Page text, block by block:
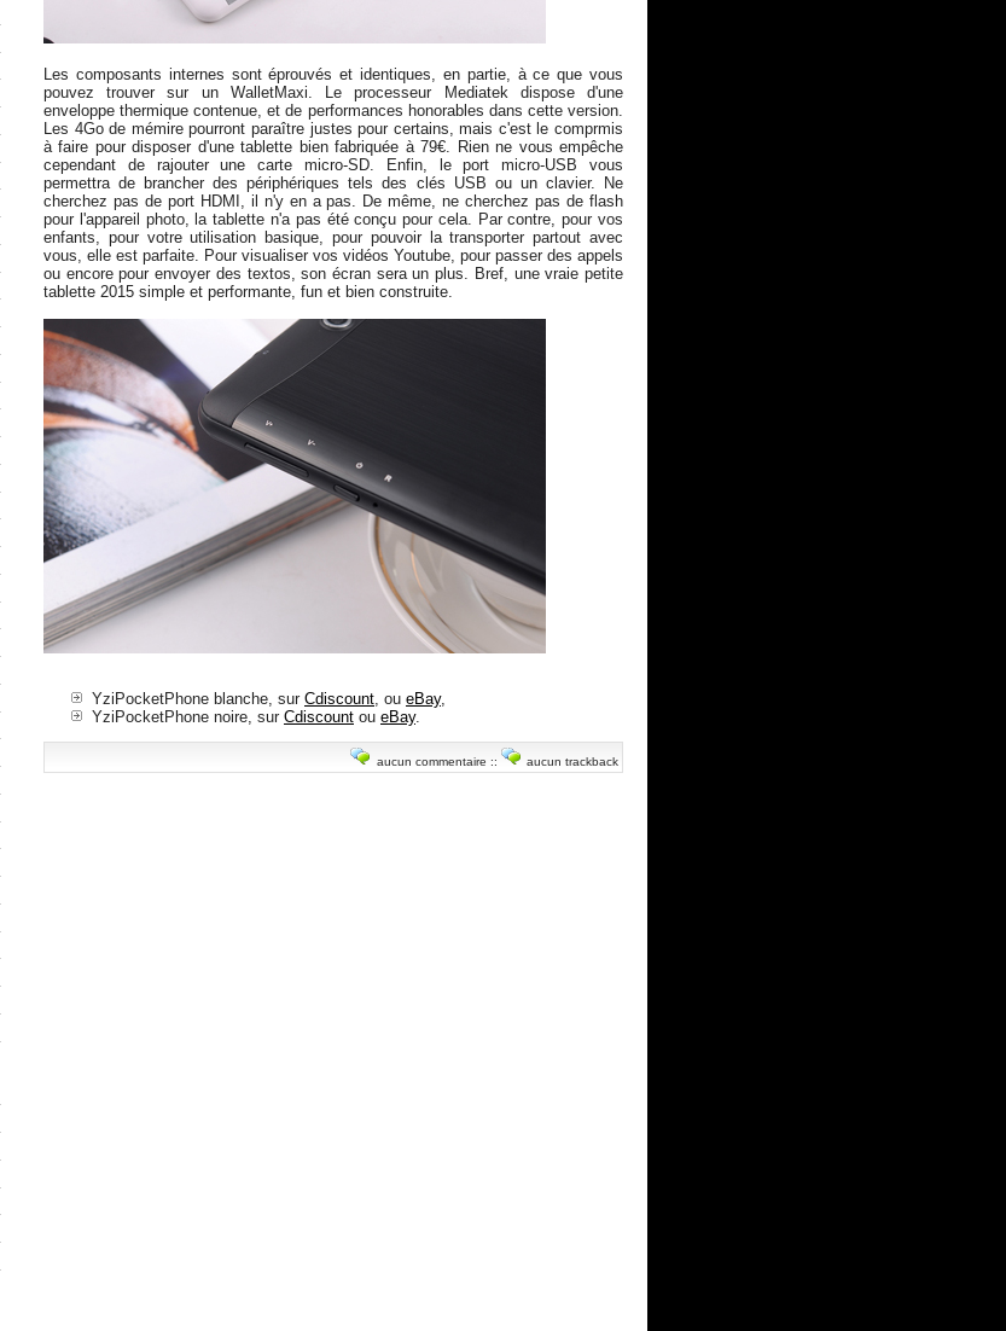
Les composants internes sont éprouvés et identiques, en partie, à ce que vous
pouvez trouver sur un WalletMaxi. Le processeur Mediatek dispose d'une
enveloppe thermique contenue, et de performances honorables dans cette version.
Les 4Go de mémire pourront paraître justes pour certains, mais c'est le comprmis
à faire pour disposer d'une tablette bien fabriquée à 79€. Rien ne vous empêche
cependant de rajouter une carte micro-SD. Enfin, le port micro-USB vous
permettra de brancher des périphériques tels des clés USB ou un clavier. Ne
cherchez pas de port HDMI, il n'y en a pas. De même, ne cherchez pas de flash
pour l'appareil photo, la tablette n'a pas été conçu pour cela. Par contre, pour vos
enfants, pour votre utilisation basique, pour pouvoir la transporter partout avec
vous, elle est parfaite. Pour visualiser vos vidéos Youtube, pour passer des appels
ou encore pour envoyer des textos, son écran sera un plus. Bref, une vraie petite
tablette 2015 simple et performante, fun et bien construite.
YziPocketPhone blanche, sur Cdiscount, ou eBay,
YziPocketPhone noire, sur Cdiscount ou eBay.
aucun commentaire :: aucun trackback